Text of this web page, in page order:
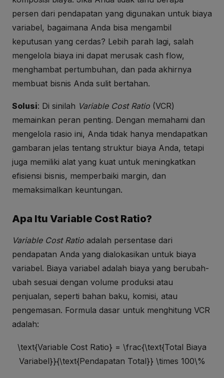
persen dari pendapatan yang digunakan untuk biaya
variabel, bagaimana Anda bisa mengambil
keputusan yang cerdas? Lebih parah lagi, salah
mengelola biaya ini dapat merusak cash flow,
menghambat pertumbuhan, dan pada akhirnya
membuat bisnis Anda sulit bertahan.
Solusi: Di sinilah Variable Cost Ratio (VCR)
memainkan peran penting. Dengan memahami dan
mengelola rasio ini, Anda tidak hanya mendapatkan
gambaran jelas tentang struktur biaya Anda, tetapi
juga memiliki alat yang kuat untuk meningkatkan
efisiensi bisnis, memperbaiki margin, dan
memaksimalkan keuntungan.
Apa Itu Variable Cost Ratio?
Variable Cost Ratio adalah persentase dari
pendapatan Anda yang dialokasikan untuk biaya
variabel. Biaya variabel adalah biaya yang berubah-
ubah sesuai dengan volume produksi atau
penjualan, seperti bahan baku, komisi, atau
pengemasan. Formula dasar untuk menghitung VCR
adalah:
\text{Variable Cost Ratio} = \frac{\text{Total Biaya
Variabel}}{\text{Pendapatan Total}} \times 100\%